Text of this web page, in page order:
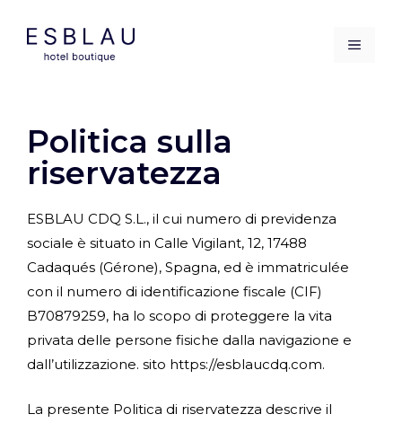
contenuto
MENU
Politica sulla
riservatezza
ESBLAU CDQ S.L., il cui numero di previdenza
sociale è situato in Calle Vigilant, 12, 17488
Cadaqués (Gérone), Spagna, ed è immatriculée
con il numero di identificazione fiscale (CIF)
B70879259, ha lo scopo di proteggere la vita
privata delle persone fisiche dalla navigazione e
dall’utilizzazione. sito https://esblaucdq.com.
La presente Politica di riservatezza descrive il